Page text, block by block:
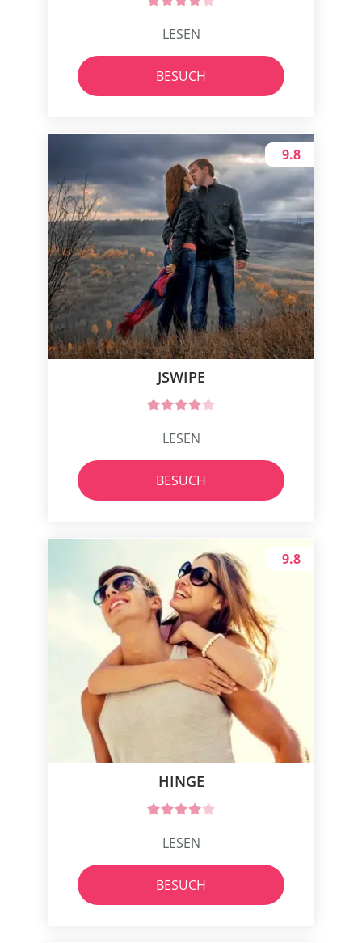
LESEN
BESUCH
JSWIPE
9.8
LESEN
BESUCH
HINGE
9.8
LESEN
BESUCH